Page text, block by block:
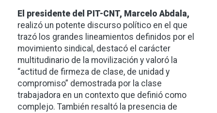
El presidente del PIT-CNT, Marcelo Abdala,
realizó un potente discurso político en el que
trazó los grandes lineamientos definidos por el
movimiento sindical, destacó el carácter
multitudinario de la movilización y valoró la
“actitud de firmeza de clase, de unidad y
compromiso” demostrada por la clase
trabajadora en un contexto que definió como
complejo. También resaltó la presencia de